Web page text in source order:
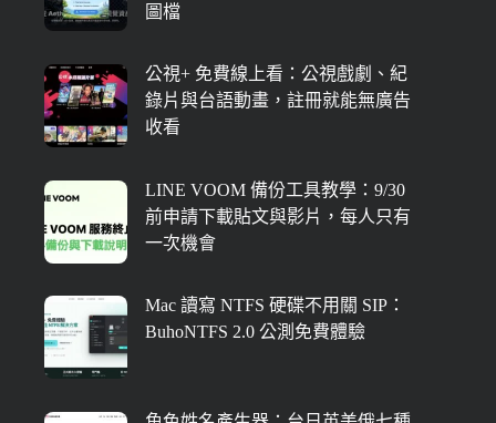
圖檔
公視+ 免費線上看：公視戲劇、紀
錄片與台語動畫，註冊就能無廣告
收看
LINE VOOM 備份工具教學：9/30
前申請下載貼文與影片，每人只有
一次機會
Mac 讀寫 NTFS 硬碟不用關 SIP：
BuhoNTFS 2.0 公測免費體驗